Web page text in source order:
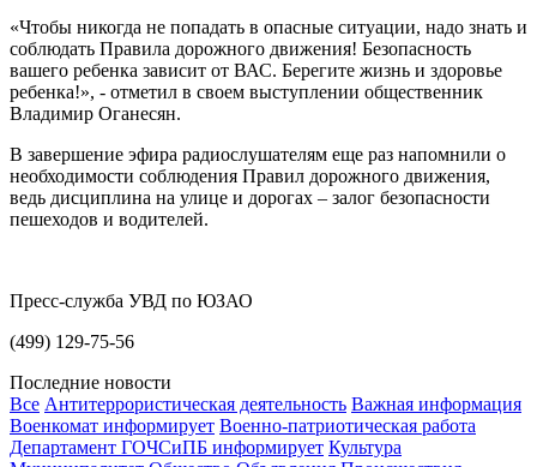
«Чтобы никогда не попадать в опасные ситуации, надо знать и
соблюдать Правила дорожного движения! Безопасность
вашего ребенка зависит от ВАС. Берегите жизнь и здоровье
ребенка!», - отметил в своем выступлении общественник
Владимир Оганесян.
В завершение эфира радиослушателям еще раз напомнили о
необходимости соблюдения Правил дорожного движения,
ведь дисциплина на улице и дорогах – залог безопасности
пешеходов и водителей.
Пресс-служба УВД по ЮЗАО
(499) 129-75-56
Последние новости
Все Антитеррористическая деятельность Важная информация
Военкомат информирует Военно-патриотическая работа
Департамент ГОЧСиПБ информирует Культура